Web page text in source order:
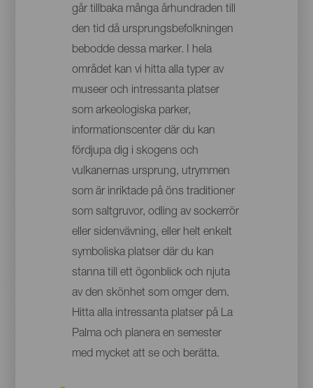
går tillbaka många århundraden till
den tid då ursprungsbefolkningen
bebodde dessa marker. I hela
området kan vi hitta alla typer av
museer och intressanta platser
som arkeologiska parker,
informationscenter där du kan
fördjupa dig i skogens och
vulkanernas ursprung, utrymmen
som är inriktade på öns traditioner
som saltgruvor, odling av sockerrör
eller sidenvävning, eller helt enkelt
symboliska platser där du kan
stanna till ett ögonblick och njuta
av den skönhet som omger dem.
Hitta alla intressanta platser på La
Palma och planera en semester
med mycket att se och berätta.